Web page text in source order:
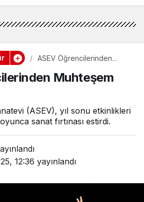
ASEV Öğrencilerinden
Muhteşem
(ASEV), yıl sonu etkinlikleri
sanat fırtınası estirdi.
12:36 yayınlandı